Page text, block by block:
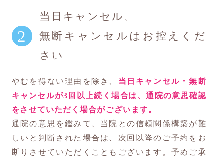
当日キャンセル、
無断キャンセルはお控えくだ
さい
やむを得ない理由を除き、 当日キャンセル・無断
キャンセルが3回以上続く場合は、通院の意思確認
をさせていただく場合がございます。
通院の意思を鑑みて、当院との信頼関係構築が難
しいと判断された場合は、次回以降のご予約をお
断りさせていただくこともございます。予めご承